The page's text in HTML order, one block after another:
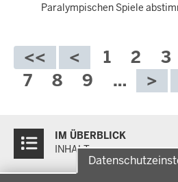
Paralympischen Spiele
Seitennummerierung
Seite
1 Seite
2 3
Seite
7 Seite
8 Seite
9 …
Inhalte
IM ÜBERBLICK
INHALT